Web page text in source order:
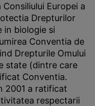
Europei a
Drepturilor
in biologie si
Conventia de
Drepturile Omului
state (dintre care
Conventia.
2001 a ratificat
respectarii